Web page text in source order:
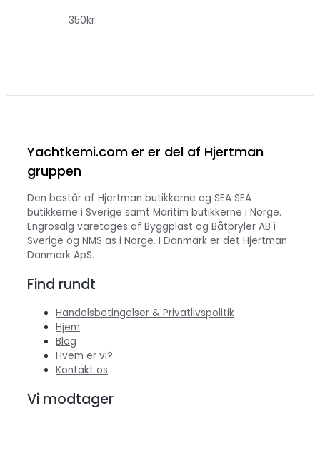
350kr.
Yachtkemi.com er er del af Hjertman
gruppen
Den består af Hjertman butikkerne og SEA SEA
butikkerne i Sverige samt Maritim butikkerne i Norge.
Engrosalg varetages af Byggplast og Båtpryler AB i
Sverige og NMS as i Norge. I Danmark er det Hjertman
Danmark ApS.
Find rundt
Handelsbetingelser & Privatlivspolitik
Hjem
Blog
Hvem er vi?
Kontakt os
Vi modtager